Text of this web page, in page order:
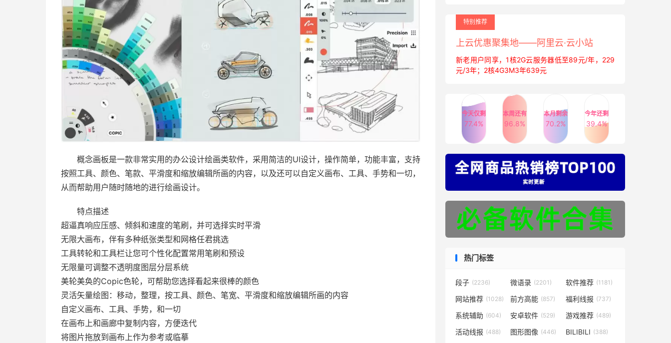
概念画板是一款非常实用的办公设计绘画类软件，采用简洁的UI设计，操作简单，功能丰富，支持
按照工具、颜色、笔款、平滑度和缩放编辑所画的内容，以及还可以自定义画布、工具、手势和一切，
从而帮助用户随时随地的进行绘画设计。
特点描述
超逼真响应压感、倾斜和速度的笔刷，并可选择实时平滑
无限大画布，伴有多种纸张类型和网格任君挑选
工具转轮和工具栏让您可个性化配置常用笔刷和预设
无限量可调整不透明度图层分层系统
美轮美奂的Copic色轮，可帮助您选择看起来很棒的颜色
灵活矢量绘图：移动，整理，按工具、颜色、笔宽、平滑度和缩放编辑所画的内容
自定义画布、工具、手势，和一切
在画布上和画廊中复制内容，方便迭代
将图片拖放到画布上作为参考或临摹
特别推荐
上云优惠聚集地——阿里云·云小站
新老用户同享，1核2G云服务器低至89元/年，229
元/3年；2核4G3M3年639元
今天仅剩
77.4%
本周还有
96.8%
本月剩余
70.2%
今年还剩
39.4%
热门标签
段子 (2236) 微语录 (2201) 软件推荐 (1181)
网站推荐 (1028) 前方高能 (857) 福利线报 (737)
系统辅助 (604) 安卓软件 (529) 游戏推荐 (489)
活动线报 (488) 图形图像 (446) BILIBILI (388)